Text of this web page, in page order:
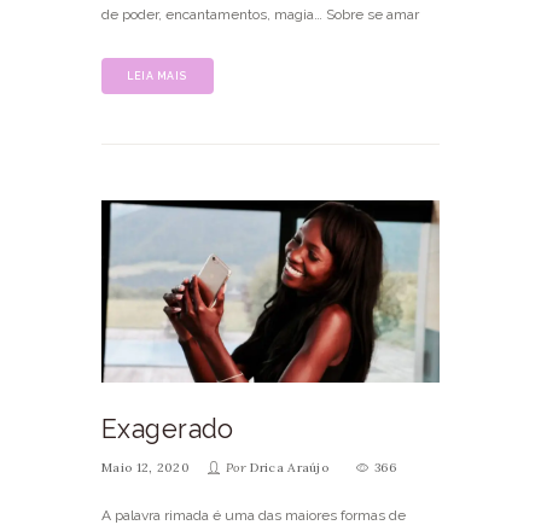
de poder, encantamentos, magia… Sobre se amar
LEIA MAIS
Exagerado
Maio 12, 2020 PorDrica Araújo 366
A palavra rimada é uma das maiores formas de